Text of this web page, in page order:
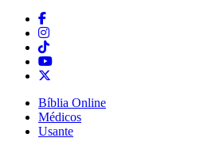
Bíblia Online
Médicos
Usante